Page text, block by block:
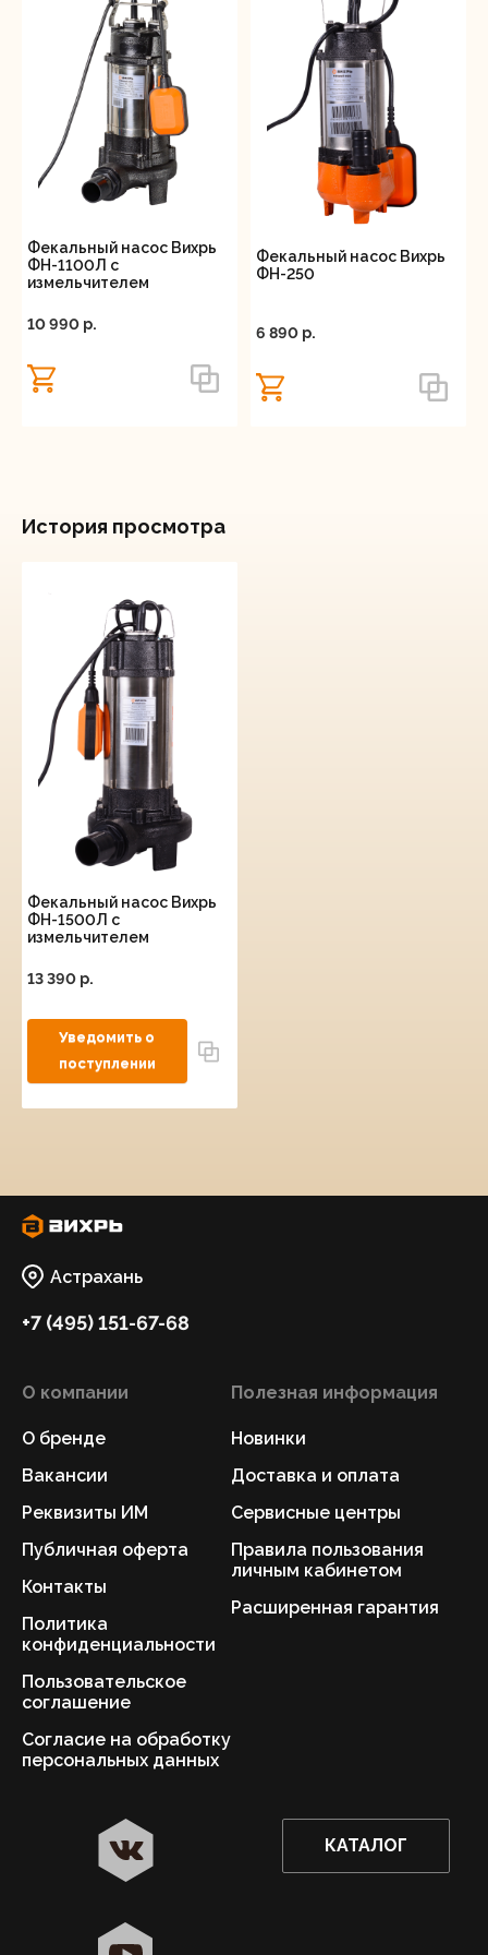
Фекальный насос Вихрь
ФН-1100Л с
измельчителем
10 990 p.
Фекальный насос Вихрь
ФН-250
6 890 p.
История просмотра
Фекальный насос Вихрь
ФН-1500Л с
измельчителем
13 390 p.
Астрахань
+7 (495) 151-67-68
О компании
О бренде
Вакансии
Реквизиты ИМ
Публичная оферта
Контакты
Политика
конфиденциальности
Пользовательское
соглашение
Согласие на обработку
персональных данных
Полезная информация
Новинки
Доставка и оплата
Сервисные центры
Правила пользования
личным кабинетом
Расширенная гарантия
КАТАЛОГ